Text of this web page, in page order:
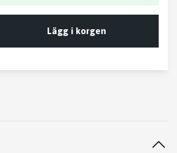
Lägg i korgen